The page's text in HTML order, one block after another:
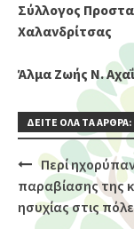
Σύλλογος
Χαλανδρίτσας
Άλμα Ζωής Ν.
ΔΕΙΤΕ ΟΛΑ ΤΑ ΑΡΘΡΑ:
Post
navigation
Περί
παραβίασης της
ησυχίας στις